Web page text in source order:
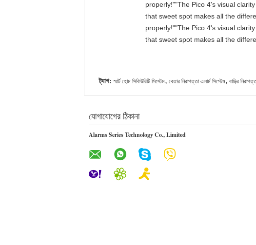
properly!""The Pico 4's visual
that sweet spot makes all the
properly!""The Pico 4's visual
that sweet spot makes all the
ট্যাগ: স্মার্ট হোম সিকিউরিটি সিস্টেম, বেতার নিরাপত্তা এলার্ম সিস্টেম, বাড়ির
যোগাযোগের ঠিকানা
Alarms Series Technology Co., Limited